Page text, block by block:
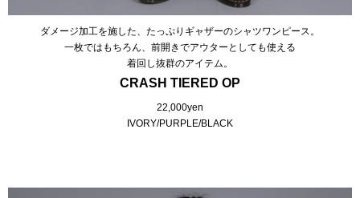
ダメージ加工を施した、たっぷりギャザーのシャツワンピース。
一枚ではもちろん、前開きでアウターとしても使える
着回し抜群のアイテム。
CRASH TIERED OP
22,000yen
IVORY/PURPLE/BLACK